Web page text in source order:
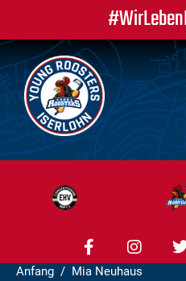
Anfang Mia Neuhaus